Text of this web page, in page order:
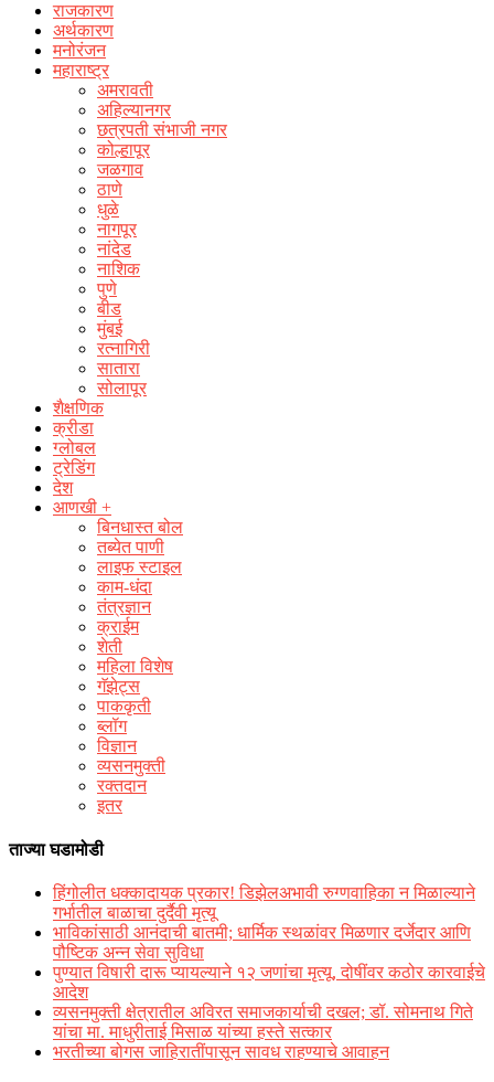
राजकारण
अर्थकारण
मनोरंजन
महाराष्ट्र
अमरावती
अहिल्यानगर
छत्रपती संभाजी नगर
कोल्हापूर
जळगाव
ठाणे
धुळे
नागपूर
नांदेड
नाशिक
पुणे
बीड
मुंबई
रत्नागिरी
सातारा
सोलापूर
शैक्षणिक
क्रीडा
ग्लोबल
ट्रेडिंग
देश
आणखी +
बिनधास्त बोल
तब्येत पाणी
लाइफ स्टाइल
काम-धंदा
तंत्रज्ञान
क्राईम
शेती
महिला विशेष
गॅझेट्स
पाककृती
ब्लॉग
विज्ञान
व्यसनमुक्ती
रक्‍तदान
इतर
ताज्या घडामोडी
हिंगोलीत धक्कादायक प्रकार! डिझेलअभावी रुग्णवाहिका न मिळाल्याने
गर्भातील बाळाचा दुर्दैवी मृत्यू
भाविकांसाठी आनंदाची बातमी; धार्मिक स्थळांवर मिळणार दर्जेदार आणि
पौष्टिक अन्न सेवा सुविधा
पुण्यात विषारी दारू प्यायल्याने १२ जणांचा मृत्यू, दोषींवर कठोर कारवाईचे
आदेश
व्यसनमुक्ती क्षेत्रातील अविरत समाजकार्याची दखल; डॉ. सोमनाथ गिते
यांचा मा. माधुरीताई मिसाळ यांच्या हस्ते सत्कार
भरतीच्या बोगस जाहिरातींपासून सावध राहण्याचे आवाहन